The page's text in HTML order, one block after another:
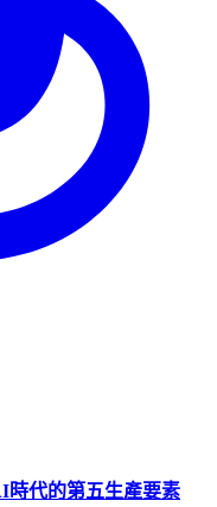
代的第五生產要素